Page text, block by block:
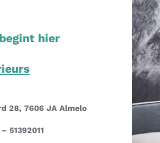
hier
28, 7606 JA Almelo
51392011